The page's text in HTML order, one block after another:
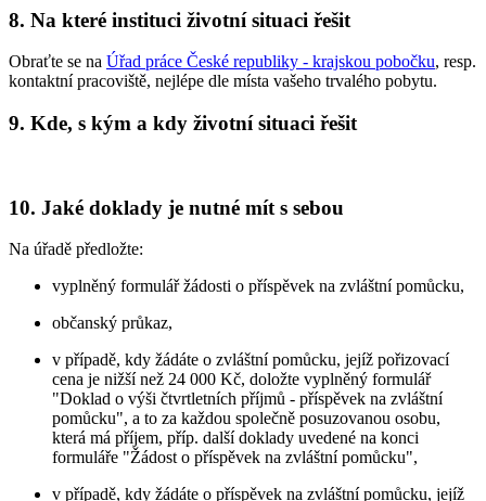
8. Na které instituci životní situaci řešit
Obraťte se na Úřad práce České republiky - krajskou pobočku, resp.
kontaktní pracoviště, nejlépe dle místa vašeho trvalého pobytu.
9. Kde, s kým a kdy životní situaci řešit
10. Jaké doklady je nutné mít s sebou
Na úřadě předložte:
vyplněný formulář žádosti o příspěvek na zvláštní pomůcku,
občanský průkaz,
v případě, kdy žádáte o zvláštní pomůcku, jejíž pořizovací
cena je nižší než 24 000 Kč, doložte vyplněný formulář
"Doklad o výši čtvrtletních příjmů - příspěvek na zvláštní
pomůcku", a to za každou společně posuzovanou osobu,
která má příjem, příp. další doklady uvedené na konci
formuláře "Žádost o příspěvek na zvláštní pomůcku",
v případě, kdy žádáte o příspěvek na zvláštní pomůcku, jejíž